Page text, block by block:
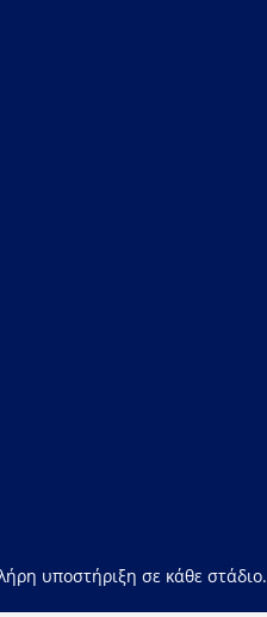
υποστήριξη σε κάθε στάδιο.